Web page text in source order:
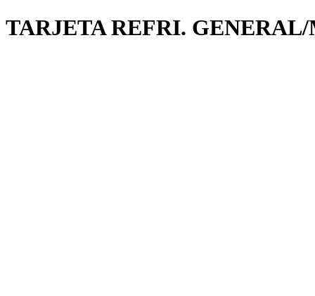
TARJETA REFRI. GENERAL/